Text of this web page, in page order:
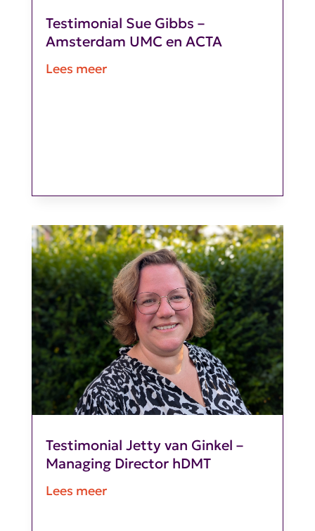
Testimonial Sue Gibbs –
Amsterdam UMC en ACTA
Lees meer
Testimonial Jetty van Ginkel –
Managing Director hDMT
Lees meer